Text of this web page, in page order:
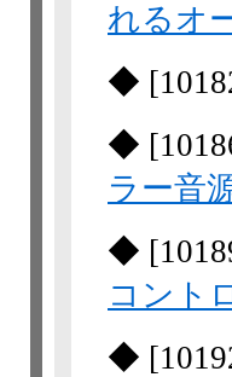
れるオ
◆ [
◆ [
ラー音
◆ [
コント
◆ [